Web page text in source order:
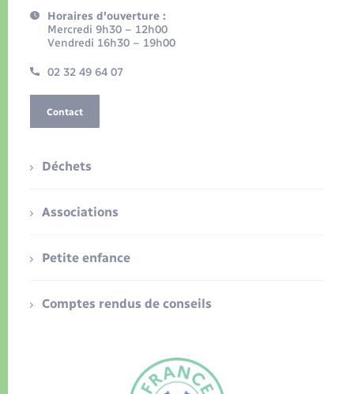
Horaires d'ouverture :
Mercredi 9h30 – 12h00
Vendredi 16h30 – 19h00
02 32 49 64 07
Contact
Déchets
Associations
Petite enfance
Comptes rendus de conseils